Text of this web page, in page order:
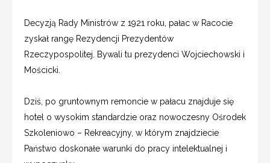
Decyzją Rady Ministrów z 1921 roku, pałac w Racocie
zyskał rangę Rezydencji Prezydentów
Rzeczypospolitej. Bywali tu prezydenci Wojciechowski i
Mościcki.
Dziś, po gruntownym remoncie w pałacu znajduje się
hotel o wysokim standardzie oraz nowoczesny Ośrodek
Szkoleniowo – Rekreacyjny, w którym znajdziecie
Państwo doskonałe warunki do pracy intelektualnej i